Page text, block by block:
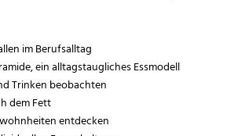
im Berufsalltag
ein alltagstaugliches Essmodell
Trinken beobachten
dem Fett
entdecken